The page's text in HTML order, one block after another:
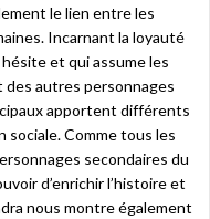
le lien entre les
Incarnant la loyauté
hésite et qui assume les
des autres personnages
apportent différents
sociale. Comme tous les
secondaires du
d’enrichir l’histoire et
nous montre également